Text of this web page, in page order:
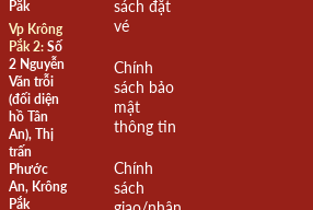
Pắk
Vp Krông
Pắk 2:Số
2 Nguyễn
Văn trỗi
(đối diện
hồ Tân
An), Thị
trấn
Phước
An, Krông
Pắk
sách đặt
vé
Chính
sách bảo
mật
thông tin
Chính
sách